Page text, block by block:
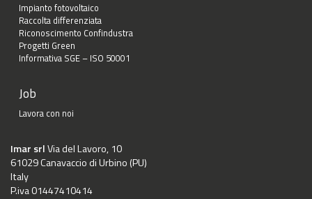
Impianto fotovoltaico
Raccolta differenziata
Riconoscimento Confindustra
Progetti Green
Informativa SGE – ISO 50001
Job
Lavora con noi
Imar srlVia del Lavoro, 10
61029 Canavaccio di Urbino (PU)
Italy
P.iva 01447410414